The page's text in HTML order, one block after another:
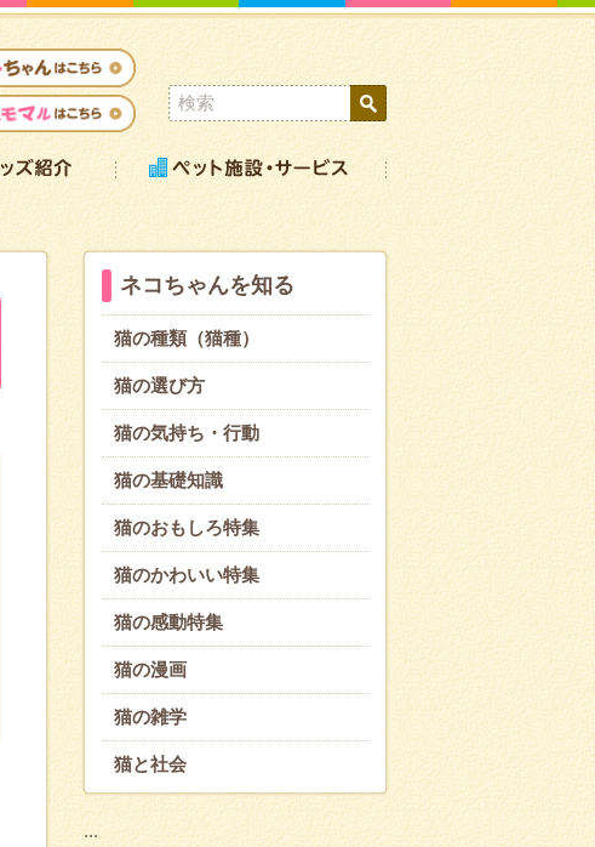
ネコちゃんを知る
猫の種類（猫種）
猫の選び方
猫の気持ち・行動
猫の基礎知識
猫のおもしろ特集
猫のかわいい特集
猫の感動特集
猫の漫画
猫の雑学
猫と社会
...